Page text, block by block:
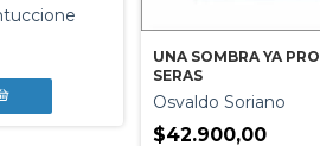
UNA SOMBRA YA
SERAS
Osvaldo Soriano
$42.900,00